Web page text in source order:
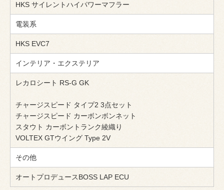
HKS サイレントハイパワーマフラー
電装系
HKS EVC7
インテリア・エクステリア
レカロシート RS-G GK
チャージスピード タイプ2 3点セット
チャージスピード カーボンボンネット
スタウト カーボントランク綾織り
VOLTEX GTウイング Type 2V
その他
オートプロデュースBOSS LAP ECU